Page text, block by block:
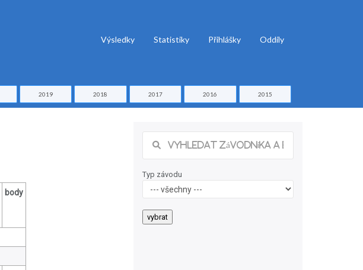
Výsledky Statistiky Přihlášky Oddíly
2019 2018 2017 2016 2015
body
Typ závodu